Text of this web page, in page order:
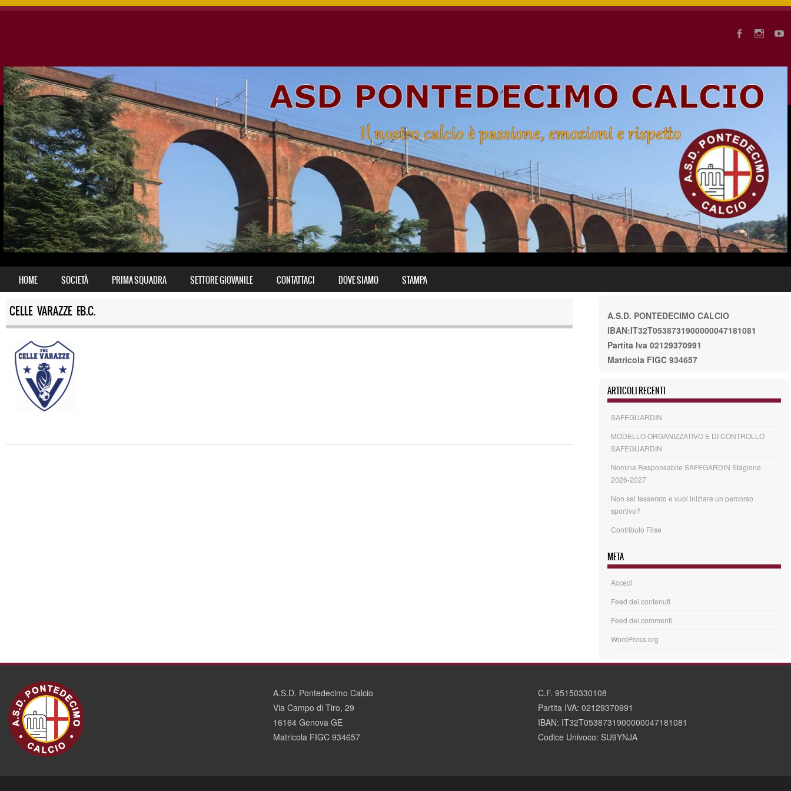
MENU
SKIP TO CONTENT
HOME SOCIETÀ PRIMA SQUADRA SETTORE GIOVANILE CONTATTACI DOVE SIAMO STAMPA
CELLE VARAZZE F.B.C.
A.S.D. PONTEDECIMO CALCIO
IBAN:IT32T0538731900000047181081
Partita Iva 02129370991
Matricola FIGC 934657
ARTICOLI RECENTI
SAFEGUARDIN
MODELLO ORGANIZZATIVO E DI CONTROLLO
SAFEGUARDIN
Nomina Responsabile SAFEGARDIN Stagione
2026-2027
Non sei tesserato e vuoi iniziare un percorso
sportivo?
Contributo Filse
META
Accedi
Feed dei contenuti
Feed dei commenti
WordPress.org
A.S.D. Pontedecimo Calcio
Via Campo di Tiro, 29
16164 Genova GE
Matricola FIGC 934657
C.F. 95150330108
Partita IVA: 02129370991
IBAN: IT32T0538731900000047181081
Codice Univoco: SU9YNJA